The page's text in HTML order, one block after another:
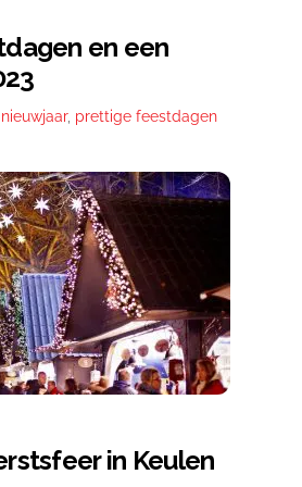
en een
nieuwjaar, prettige feestdagen
in Keulen